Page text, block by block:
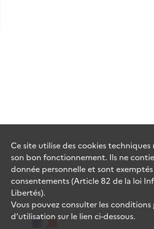
Ce site utilise descookiestechniques
son bon fonctionnement. Ils ne
donnée personnelle et sont
consentements (Article 82 de la loi
Libertés).
Vous pouvez consulter les conditions
d’utilisation sur le lien ci-dessous.